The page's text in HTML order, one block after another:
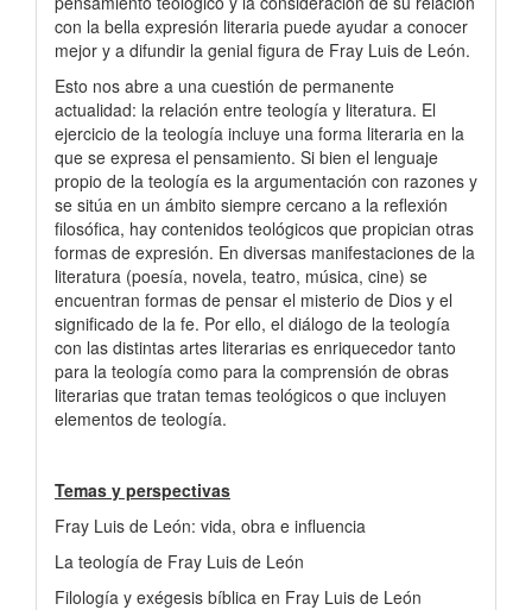
con la bella expresión literaria puede ayudar a conocer
mejor y a difundir la genial figura de Fray Luis de León.
Esto nos abre a una cuestión de permanente
actualidad: la relación entre teología y literatura. El
ejercicio de la teología incluye una forma literaria en la
que se expresa el pensamiento. Si bien el lenguaje
propio de la teología es la argumentación con razones y
se sitúa en un ámbito siempre cercano a la reflexión
filosófica, hay contenidos teológicos que propician otras
formas de expresión. En diversas manifestaciones de la
literatura (poesía, novela, teatro, música, cine) se
encuentran formas de pensar el misterio de Dios y el
significado de la fe. Por ello, el diálogo de la teología
con las distintas artes literarias es enriquecedor tanto
para la teología como para la comprensión de obras
literarias que tratan temas teológicos o que incluyen
elementos de teología.
Temas y perspectivas
Fray Luis de León: vida, obra e influencia
La teología de Fray Luis de León
Filología y exégesis bíblica en Fray Luis de León